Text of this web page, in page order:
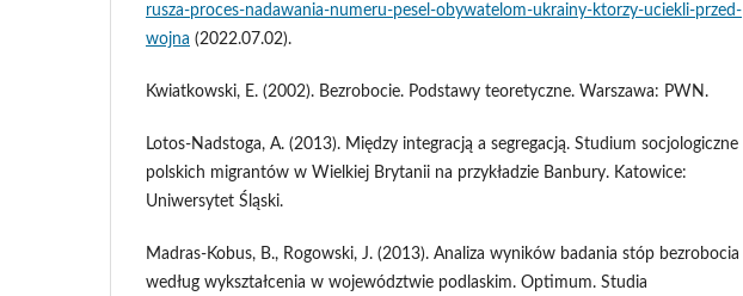
rusza-proces-nadawania-numeru-pesel-obywatelom-ukrainy-ktorzy-uciekli-przed-
wojna (2022.07.02).
Kwiatkowski, E. (2002). Bezrobocie. Podstawy teoretyczne. Warszawa: PWN.
Lotos-Nadstoga, A. (2013). Między integracją a segregacją. Studium socjologiczne
polskich migrantów w Wielkiej Brytanii na przykładzie Banbury. Katowice:
Uniwersytet Śląski.
Madras-Kobus, B., Rogowski, J. (2013). Analiza wyników badania stóp bezrobocia
według wykształcenia w województwie podlaskim. Optimum. Studia